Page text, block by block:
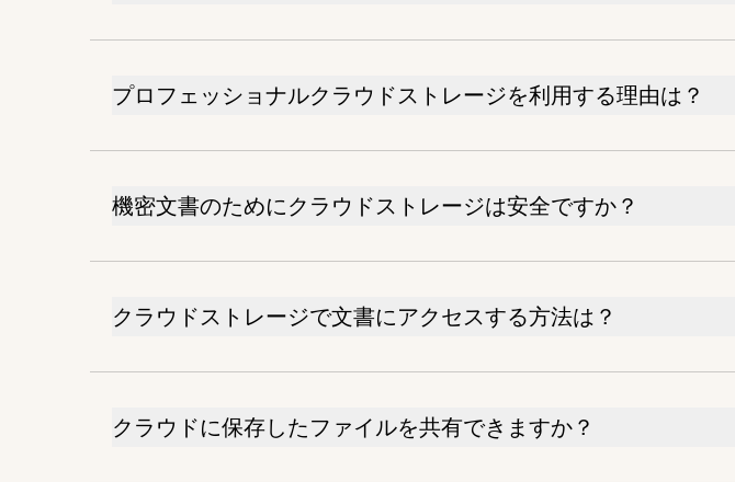
プロフェッショナルクラウドストレージを利用する理由は？
機密文書のためにクラウドストレージは安全ですか？
クラウドストレージで文書にアクセスする方法は？
クラウドに保存したファイルを共有できますか？